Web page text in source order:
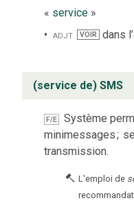
« service »
adjt
VOIR dans
(service de) SMS
F/E
Système
minimessages;
transmission.
L'emploi de